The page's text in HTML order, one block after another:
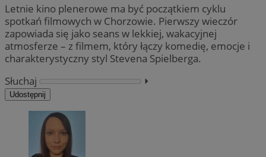
Letnie kino plenerowe ma być początkiem cyklu
spotkań filmowych w Chorzowie. Pierwszy wieczór
zapowiada się jako seans w lekkiej, wakacyjnej
atmosferze – z filmem, który łączy komedię, emocje i
charakterystyczny styl Stevena Spielberga.
Słuchaj
⏵︎
Udostępnij